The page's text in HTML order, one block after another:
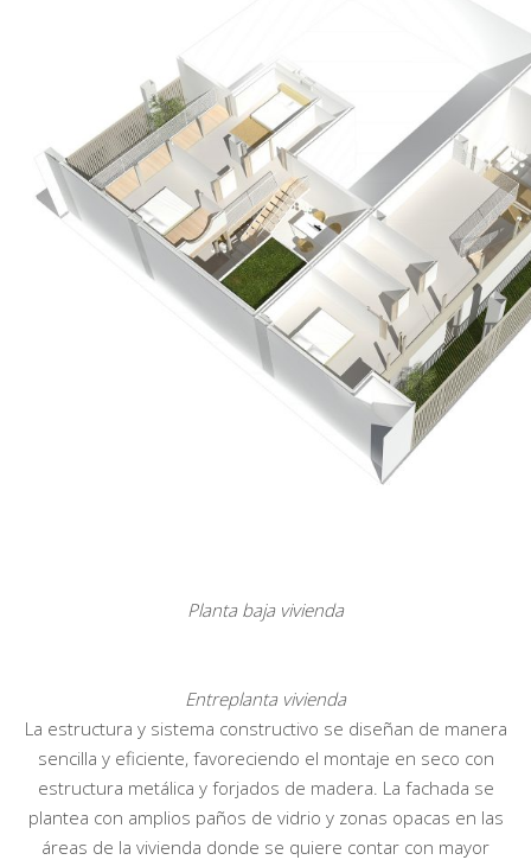
Planta baja vivienda
Entreplanta vivienda
La estructura y sistema constructivo se diseñan de manera
sencilla y eficiente, favoreciendo el montaje en seco con
estructura metálica y forjados de madera. La fachada se
plantea con amplios paños de vidrio y zonas opacas en las
áreas de la vivienda donde se quiere contar con mayor